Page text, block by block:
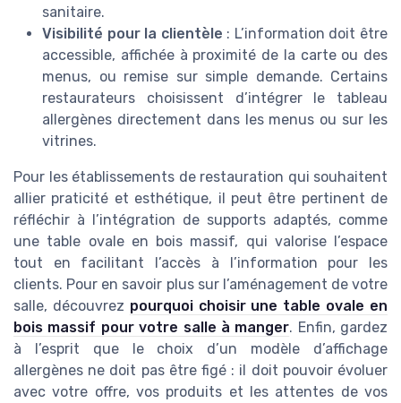
sanitaire.
Visibilité pour la clientèle : L’information doit être
accessible, affichée à proximité de la carte ou des
menus, ou remise sur simple demande. Certains
restaurateurs choisissent d’intégrer le tableau
allergènes directement dans les menus ou sur les
vitrines.
Pour les établissements de restauration qui souhaitent
allier praticité et esthétique, il peut être pertinent de
réfléchir à l’intégration de supports adaptés, comme
une table ovale en bois massif, qui valorise l’espace
tout en facilitant l’accès à l’information pour les
clients. Pour en savoir plus sur l’aménagement de votre
salle, découvrez pourquoi choisir une table ovale en
bois massif pour votre salle à manger. Enfin, gardez
à l’esprit que le choix d’un modèle d’affichage
allergènes ne doit pas être figé : il doit pouvoir évoluer
avec votre offre, vos produits et les attentes de vos